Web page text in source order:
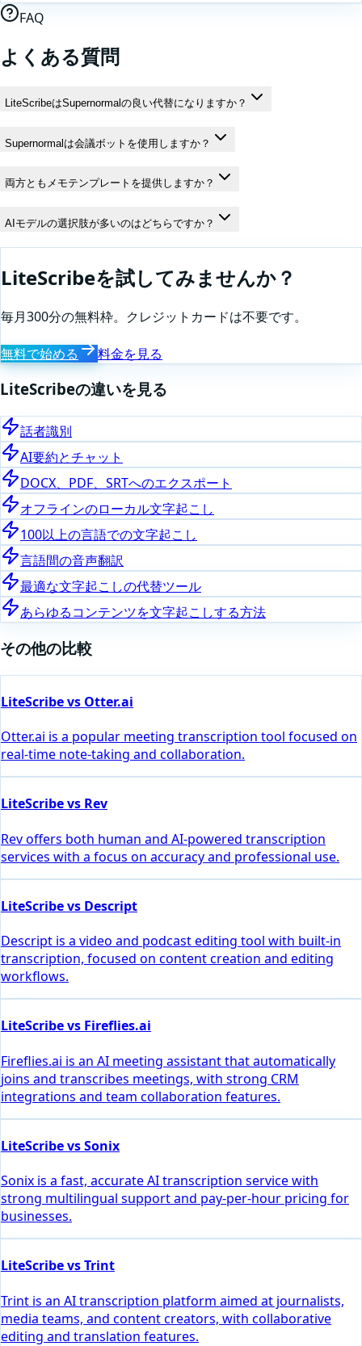
FAQ
よくある質問
LiteScribeはSupernormalの良い代替になりますか？
Supernormalは会議ボットを使用しますか？
両方ともメモテンプレートを提供しますか？
AIモデルの選択肢が多いのはどちらですか？
LiteScribeを試してみませんか？
毎月300分の無料枠。クレジットカードは不要です。
無料で始める 料金を見る
LiteScribeの違いを見る
話者識別
AI要約とチャット
DOCX、PDF、SRTへのエクスポート
オフラインのローカル文字起こし
100以上の言語での文字起こし
言語間の音声翻訳
最適な文字起こしの代替ツール
あらゆるコンテンツを文字起こしする方法
その他の比較
LiteScribe vs Otter.ai
Otter.ai is a popular meeting transcription tool focused on
real-time note-taking and collaboration.
LiteScribe vs Rev
Rev offers both human and AI-powered transcription
services with a focus on accuracy and professional use.
LiteScribe vs Descript
Descript is a video and podcast editing tool with built-in
transcription, focused on content creation and editing
workflows.
LiteScribe vs Fireflies.ai
Fireflies.ai is an AI meeting assistant that automatically
joins and transcribes meetings, with strong CRM
integrations and team collaboration features.
LiteScribe vs Sonix
Sonix is a fast, accurate AI transcription service with
strong multilingual support and pay-per-hour pricing for
businesses.
LiteScribe vs Trint
Trint is an AI transcription platform aimed at journalists,
media teams, and content creators, with collaborative
editing and translation features.